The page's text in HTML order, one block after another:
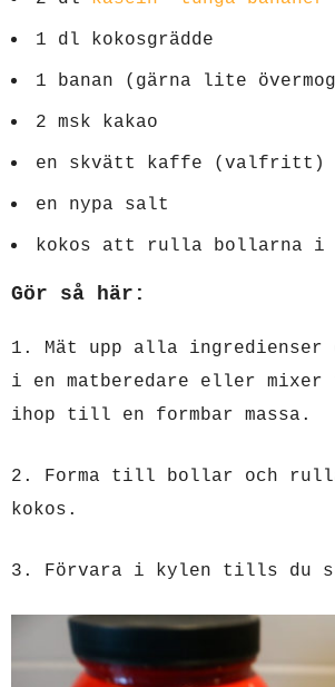
1 dl kokosgrädde
1 banan (gärna lite
2 msk kakao
en skvätt kaffe (valfritt)
en nypa salt
kokos att rulla bollarna i
Gör så här:
1. Mät upp alla ingredienser
i en matberedare eller
ihop till en formbar massa.
2. Forma till bollar och
kokos.
3. Förvara i kylen tills du